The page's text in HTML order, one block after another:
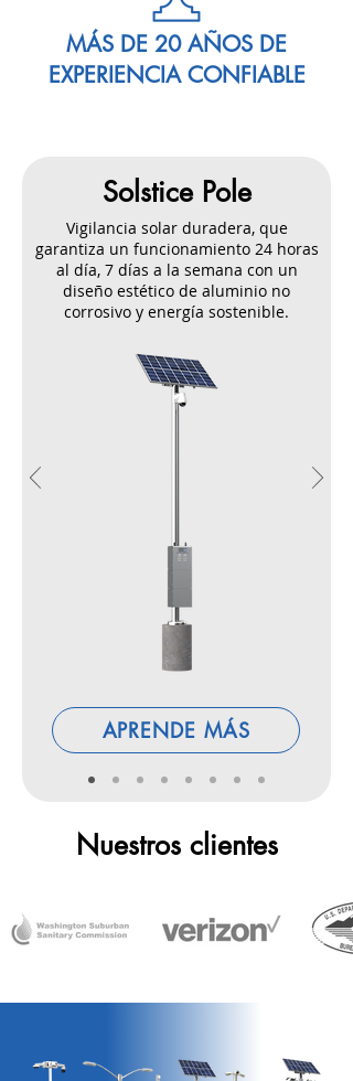
MÁS DE 20 AÑOS DE
EXPERIENCIA CONFIABLE
Solstice Pole
Vigilancia solar duradera, que
garantiza un funcionamiento 24 horas
al día, 7 días a la semana con un
diseño estético de aluminio no
corrosivo y energía sostenible.
APRENDE MÁS
Nuestros clientes